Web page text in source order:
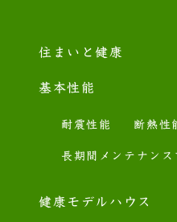
住まいと健康
基本性能
耐震性能 断熱性
長期間メンテナンス
健康モデルハウス